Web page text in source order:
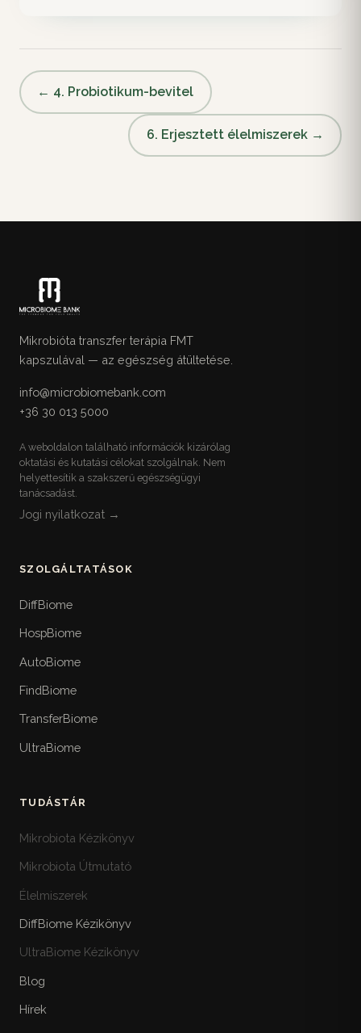
← 4. Probiotikum-bevitel
6. Erjesztett élelmiszerek →
Mikrobióta transzfer terápia FMT
kapszulával — az egészség átültetése.
info@microbiomebank.com
+36 30 013 5000
A weboldalon található információk kizárólag
oktatási és kutatási célokat szolgálnak. Nem
helyettesítik a szakszerű egészségügyi
tanácsadást.
Jogi nyilatkozat →
SZOLGÁLTATÁSOK
DiffBiome
HospBiome
AutoBiome
FindBiome
TransferBiome
UltraBiome
TUDÁSTÁR
Mikrobiota Kézikönyv
Mikrobiota Útmutató
Élelmiszerek
DiffBiome Kézikönyv
UltraBiome Kézikönyv
Blog
Hírek